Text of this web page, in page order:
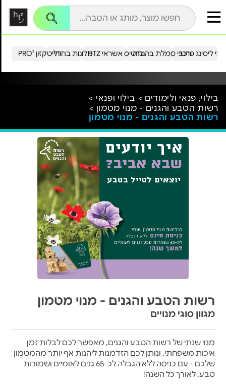
הייטקזון PRO²מלונות בחו"ל כרטיס אשראי HTZ ליסינג פרטירכבי סמלת בהנחה
בילוי, פנאי ולימודים > בילוי ופנאי >
רשות הטבע והגנים - מנוי מטמון >
רשות הטבע והגנים - מנוי מטמון
רשות הטבע והגנים - מנוי מטמון
מגוון סוגי מנויים
מנוי שנתי של רשות הטבע והגנים, מאפשר לכם לבלות זמן
איכות משפחתי, ונותן לכם הזדמנות ליהנות אף יותר מהמטמון
שלכם - עם כניסה ללא הגבלה לכ-65 גנים לאומיים ושמורות
טבע, לאורך כל השנה!